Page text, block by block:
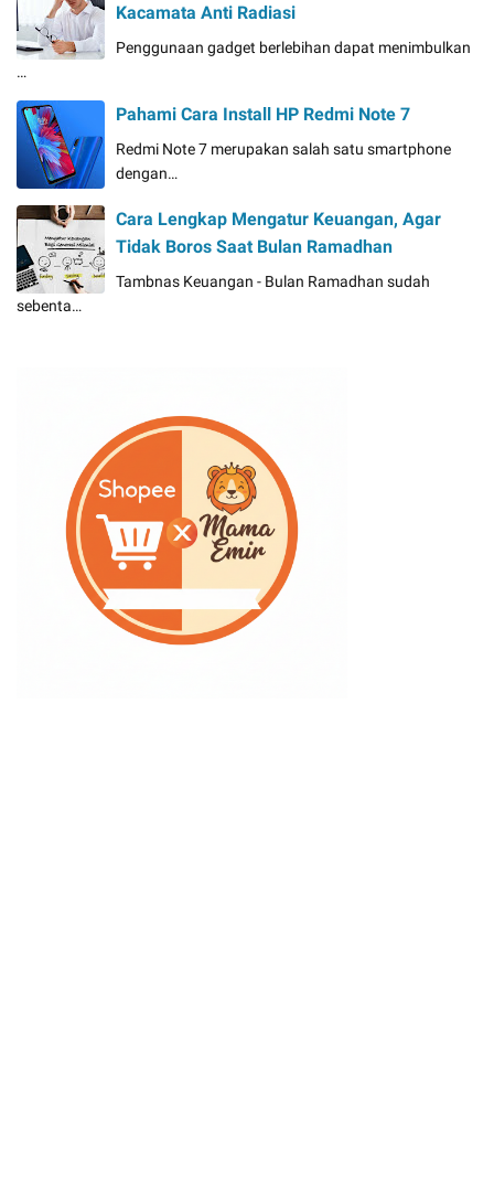
Kacamata Anti Radiasi
Penggunaan gadget berlebihan dapat menimbulkan
…
Pahami Cara Install HP Redmi Note 7
Redmi Note 7 merupakan salah satu smartphone
dengan…
Cara Lengkap Mengatur Keuangan, Agar
Tidak Boros Saat Bulan Ramadhan
Tambnas Keuangan - Bulan Ramadhan sudah
sebenta…